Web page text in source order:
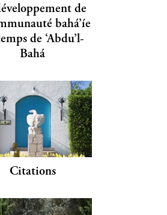
de
bahá’íe
de ‘Abdu’l-
Bahá
Citations